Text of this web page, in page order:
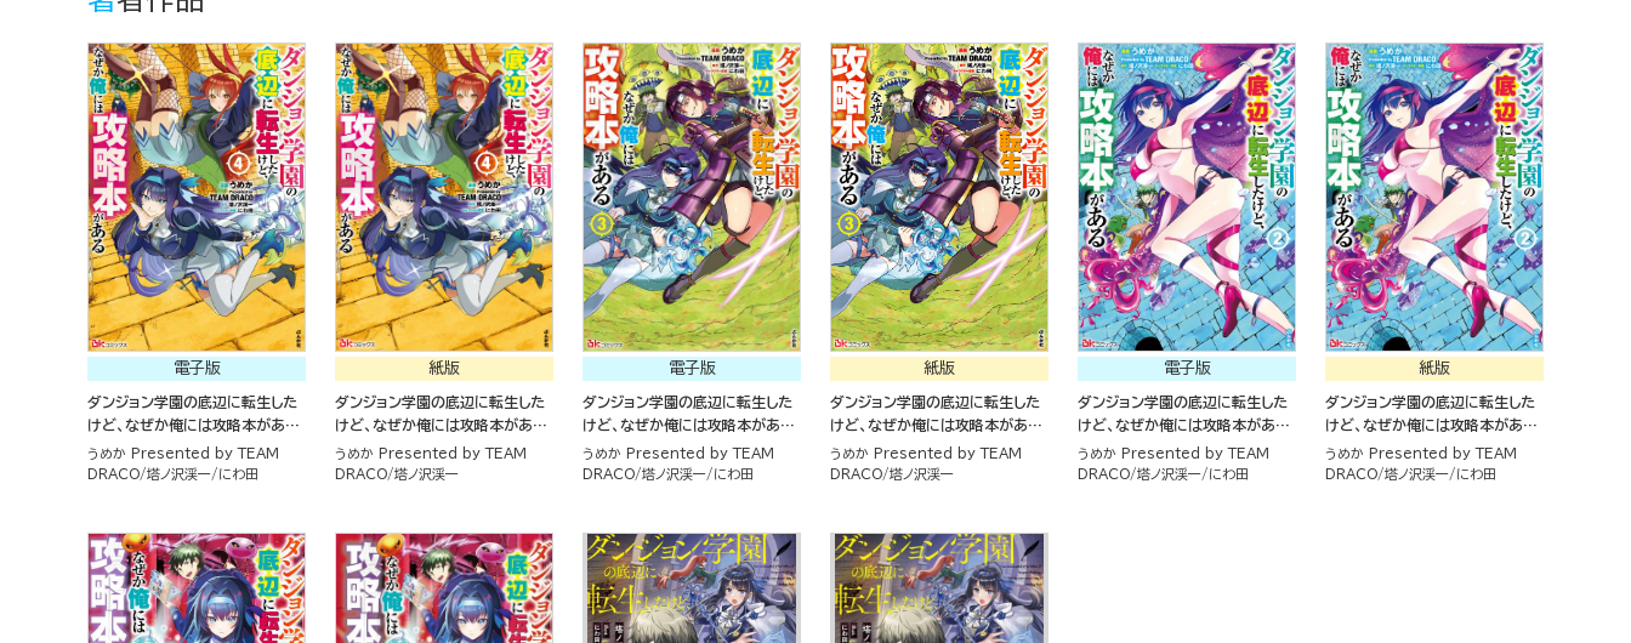
電子版
ダンジョン学園の底辺に転生した
けど、なぜか俺には攻略本がある
コミック版 （4）
うめか Presented by TEAM
DRACO 塔ノ沢渓一 にわ田
紙版
ダンジョン学園の底辺に転生した
けど、なぜか俺には攻略本がある
（４）
うめか Presented by TEAM
DRACO 塔ノ沢渓一
電子版
ダンジョン学園の底辺に転生した
けど、なぜか俺には攻略本がある
コミック版 （3）
うめか Presented by TEAM
DRACO 塔ノ沢渓一 にわ田
紙版
ダンジョン学園の底辺に転生した
けど、なぜか俺には攻略本がある
（３）
うめか Presented by TEAM
DRACO 塔ノ沢渓一
電子版
ダンジョン学園の底辺に転生した
けど、なぜか俺には攻略本がある
コミック版 （2）
うめか Presented by TEAM
DRACO 塔ノ沢渓一 にわ田
紙版
ダンジョン学園の底辺に転生した
けど、なぜか俺には攻略本がある
（2）
うめか Presented by TEAM
DRACO 塔ノ沢渓一 にわ田